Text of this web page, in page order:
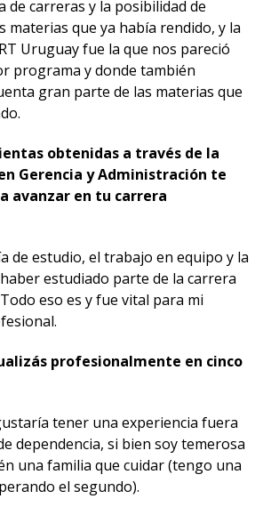
de carreras y la posibilidad de
materias que ya había rendido, y la
Uruguay fue la que nos pareció
programa y donde también
gran parte de las materias que
obtenidas a través de la
Gerencia y Administración te
avanzar en tu carrera
de estudio, el trabajo en equipo y la
estudiado parte de la carrera
eso es y fue vital para mi
profesionalmente en cinco
tener una experiencia fuera
dependencia, si bien soy temerosa
una familia que cuidar (tengo una
el segundo).